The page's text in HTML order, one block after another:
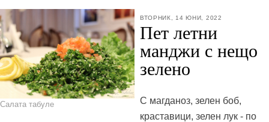
ВТОРНИК, 14 ЮНИ, 2022
Пет летни
манджи с нещо
зелено
Салата табуле
С магданоз, зелен боб,
краставици, зелен лук - по